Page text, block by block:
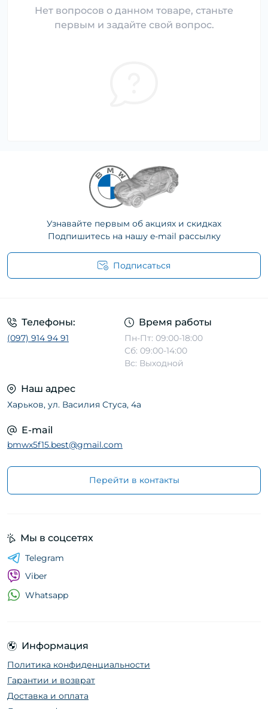
Нет вопросов о данном товаре, станьте
первым и задайте свой вопрос.
Узнавайте первым об акциях и скидках
Подпишитесь на нашу e-mail рассылку
Подписаться
Телефоны:
(097) 914 94 91
Время работы
Пн-Пт: 09:00-18:00
Сб: 09:00-14:00
Вс: Выходной
Наш адрес
Харьков, ул. Василия Стуса, 4а
E-mail
bmwx5f15.best@gmail.com
Перейти в контакты
Информация
Политика конфиденциальности
Гарантии и возврат
Доставка и оплата
Мы в соцсетях
Telegram
Viber
Whatsapp